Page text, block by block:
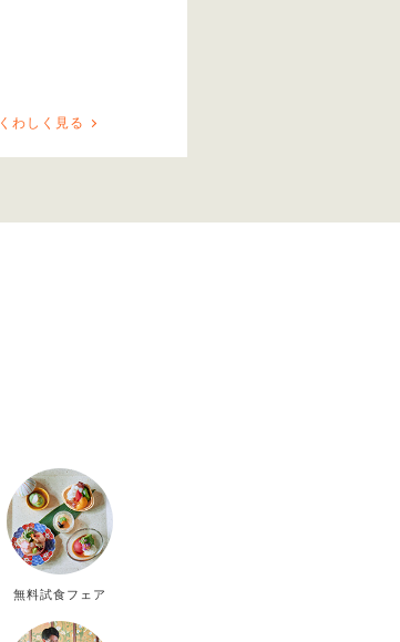
くわしく見る
FRI SAT
4 5
11 12
無料試食フェア